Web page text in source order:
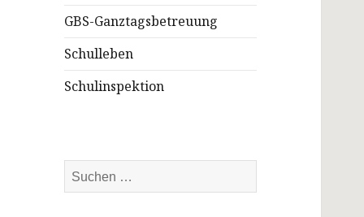
GBS-Ganztagsbetreuung
Schulleben
Schulinspektion
Suchen
nach: